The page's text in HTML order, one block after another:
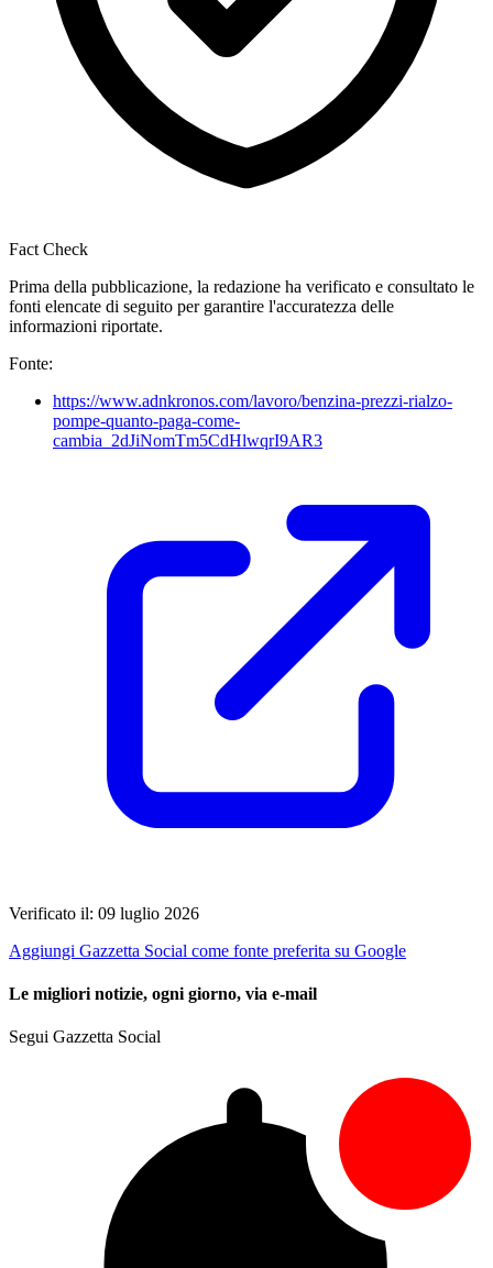
Fact Check
Prima della pubblicazione, la redazione ha verificato e consultato le
fonti elencate di seguito per garantire l'accuratezza delle
informazioni riportate.
Fonte:
https://www.adnkronos.com/lavoro/benzina-prezzi-rialzo-
pompe-quanto-paga-come-
cambia_2dJiNomTm5CdHlwqrI9AR3
Verificato il: 09 luglio 2026
Aggiungi Gazzetta Social come fonte preferita su Google
Le migliori notizie, ogni giorno, via e-mail
Segui Gazzetta Social